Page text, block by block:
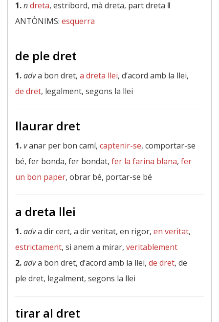
1.ndreta, estribord, mà dreta, part dreta ‖
ANTÒNIMS: esquerra
de ple dret
1.adva bon dret, a dreta llei, d’acord amb la llei,
de dret, legalment, segons la llei
llaurar dret
1.vanar per bon camí, captenir-se, comportar-se
bé, fer bonda, fer bondat, fer la farina blana, fer
un bon paper, obrar bé, portar-se bé
a dreta llei
1.adva dir cert, a dir veritat, en rigor, en veritat,
estrictament, si anem a mirar, veritablement
2.adva bon dret, d’acord amb la llei, de dret, de
ple dret, legalment, segons la llei
tirar al dret